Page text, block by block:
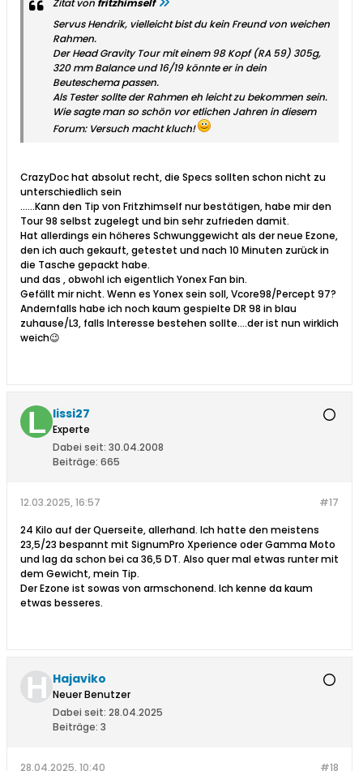
Zitat von fritzhimself
Servus Hendrik, vielleicht bist du kein Freund von weichen
Rahmen.
Der Head Gravity Tour mit einem 98 Kopf (RA 59) 305g,
320 mm Balance und 16/19 könnte er in dein
Beuteschema passen.
Als Tester sollte der Rahmen eh leicht zu bekommen sein.
Wie sagte man so schön vor etlichen Jahren in diesem
Forum: Versuch macht kluch!
CrazyDoc hat absolut recht, die Specs sollten schon nicht zu
unterschiedlich sein
......Kann den Tip von Fritzhimself nur bestätigen, habe mir den
Tour 98 selbst zugelegt und bin sehr zufrieden damit.
Hat allerdings ein höheres Schwunggewicht als der neue Ezone,
den ich auch gekauft, getestet und nach 10 Minuten zurück in
die Tasche gepackt habe.
und das , obwohl ich eigentlich Yonex Fan bin.
Gefällt mir nicht. Wenn es Yonex sein soll, Vcore98/Percept 97?
Andernfalls habe ich noch kaum gespielte DR 98 in blau
zuhause/L3, falls Interesse bestehen sollte....der ist nun wirklich
weich😉
lissi27
Experte
Dabei seit: 30.04.2008
Beiträge: 665
#17
12.03.2025, 16:57
24 Kilo auf der Querseite, allerhand. Ich hatte den meistens
23,5/23 bespannt mit SignumPro Xperience oder Gamma Moto
und lag da schon bei ca 36,5 DT. Also quer mal etwas runter mit
dem Gewicht, mein Tip.
Der Ezone ist sowas von armschonend. Ich kenne da kaum
etwas besseres.
Hajaviko
Neuer Benutzer
Dabei seit: 28.04.2025
Beiträge: 3
#18
28.04.2025, 10:40